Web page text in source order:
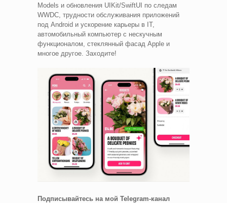
Models и обновления UIKit/SwiftUI по следам
WWDC, трудности обслуживания приложений
под Android и ускорение карьеры в IT,
автомобильный компьютер с нескучным
функционалом, стеклянный фасад Apple и
многое другое. Заходите!
Подписывайтесь на мой Telegram-канал